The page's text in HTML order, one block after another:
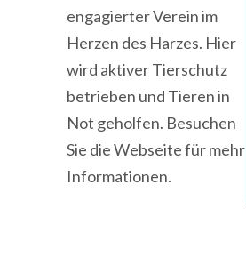
engagierter Verein im
Herzen des Harzes. Hier
wird aktiver Tierschutz
betrieben und Tieren in
Not geholfen. Besuchen
Sie die Webseite für mehr
Informationen.